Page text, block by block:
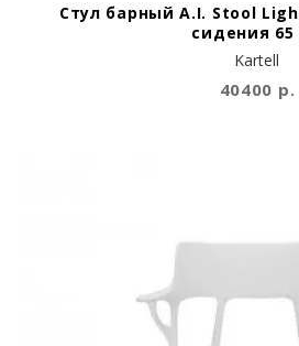
Kartell
Стул барный A.I. Stool
сидения 65
40400 р.